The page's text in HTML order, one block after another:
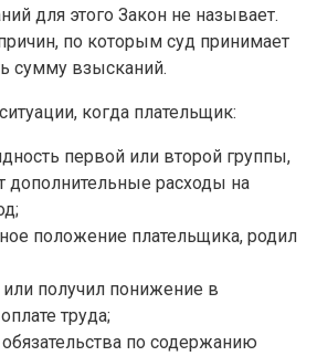
для этого Закон не называет.
по которым суд принимает
сумму взысканий.
когда плательщик:
первой или второй группы,
дополнительные расходы на
положение плательщика, родил
или получил понижение в
труда;
по содержанию